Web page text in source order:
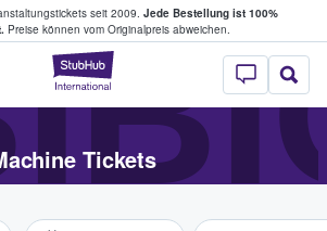
seit 2009. Jede Bestellung ist 100%
Preise können vom Originalpreis abweichen.
StubHub - Wo
& verkaufen
Tickets